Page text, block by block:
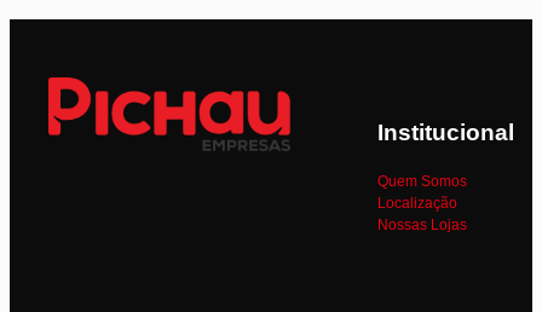
Institucional
Quem Somos
Localização
Nossas Lojas